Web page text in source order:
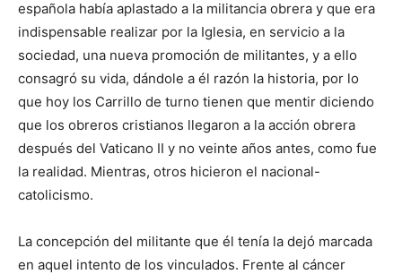
española había aplastado a la militancia obrera y que era
indispensable realizar por la Iglesia, en servicio a la
sociedad, una nueva promoción de militantes, y a ello
consagró su vida, dándole a él razón la historia, por lo
que hoy los Carrillo de turno tienen que mentir diciendo
que los obreros cristianos llegaron a la acción obrera
después del Vaticano II y no veinte años antes, como fue
la realidad. Mientras, otros hicieron el nacional-
catolicismo.
La concepción del militante que él tenía la dejó marcada
en aquel intento de los vinculados. Frente al cáncer